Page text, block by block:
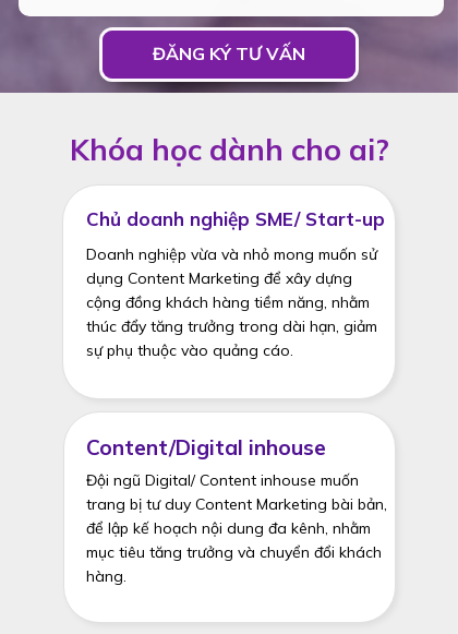
ĐĂNG KÝ TƯ VẤN
Khóa học dành cho ai?
Doanh nghiệp vừa và nhỏ mong muốn sử
dụng Content Marketing để xây dựng
cộng đồng khách hàng tiềm năng, nhằm
thúc đẩy tăng trưởng trong dài hạn, giảm
sự phụ thuộc vào quảng cáo.
Chủ doanh nghiệp SME/ Start-up
Đội ngũ Digital/ Content inhouse muốn
trang bị tư duy Content Marketing bài bản,
để lập kế hoạch nội dung đa kênh, nhằm
mục tiêu tăng trưởng và chuyển đổi khách
hàng.
Content/Digital inhouse